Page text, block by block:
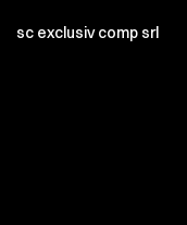
sc exclusiv comp srl